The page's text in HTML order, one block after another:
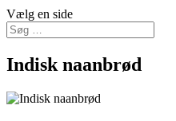
Vælg en side
Indisk naanbrød